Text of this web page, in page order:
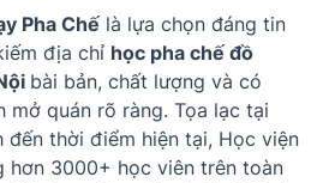
Pha Chế là lựa chọn đáng tin
địa chỉ học pha chế đồ
bài bản, chất lượng và có
mở quán rõ ràng. Tọa lạc tại
đến thời điểm hiện tại, Học viện
hơn 3000+ học viên trên toàn